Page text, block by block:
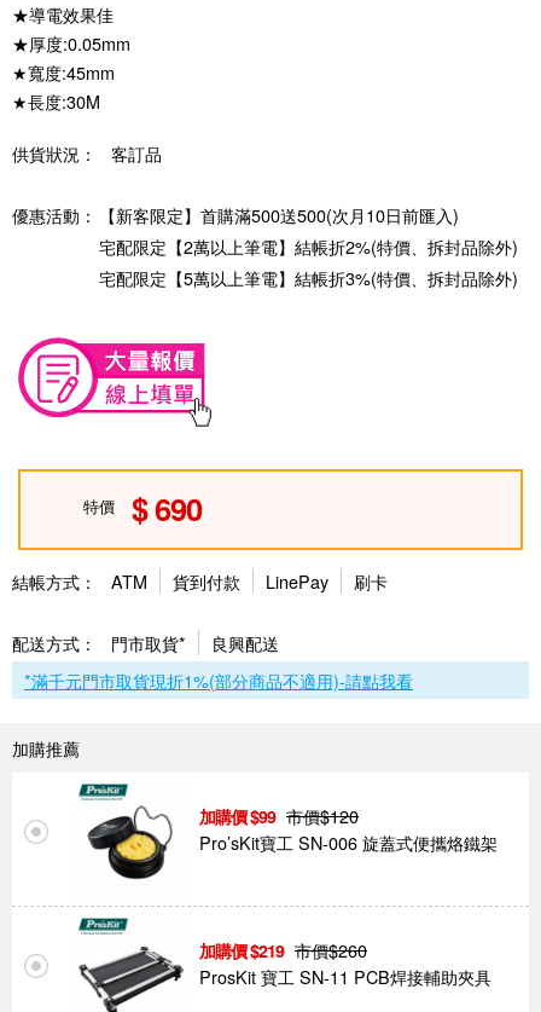
★導電效果佳
★厚度:0.05mm
★寬度:45mm
★長度:30M
供貨狀況： 客訂品
優惠活動：
【新客限定】首購滿500送500(次月10日前匯入)
宅配限定【2萬以上筆電】結帳折2%(特價、拆封品除外)
宅配限定【5萬以上筆電】結帳折3%(特價、拆封品除外)
特價 690
結帳方式： ATM 貨到付款 LinePay 刷卡
配送方式： 門市取貨*
良興配送
*滿千元門市取貨現折1%(部分商品不適用)-請點我看
加購推薦
99 市價$120
Pro’sKit寶工 SN-006 旋蓋式便攜烙鐵架
219 市價$260
ProsKit 寶工 SN-11 PCB焊接輔助夾具